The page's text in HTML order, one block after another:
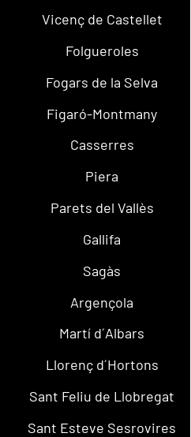
Vicenç de Castellet
Folgueroles
Fogars de la Selva
Figaró-Montmany
Casserres
Piera
Parets del Vallès
Gallifa
Sagàs
Argençola
Martí d´Albars
Llorenç d´Hortons
Sant Feliu de Llobregat
Sant Esteve Sesrovires